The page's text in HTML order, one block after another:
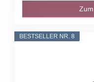
BESTSELLER NR. 8